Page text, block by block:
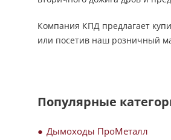
Компания КПД предлагает
или посетив наш розничный
Популярные
Дымоходы ПроМеталл